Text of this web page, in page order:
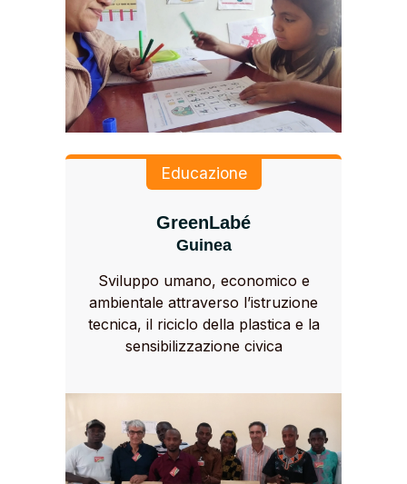
Educazione
GreenLabé
Guinea
Sviluppo umano, economico e
ambientale attraverso l’istruzione
tecnica, il riciclo della plastica e la
sensibilizzazione civica